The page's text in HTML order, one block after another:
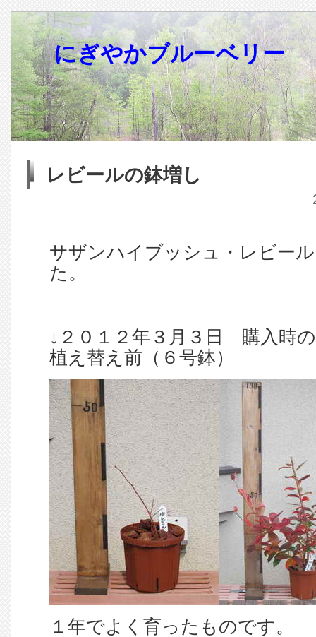
にぎやかブルーベリー
レビールの鉢増し
サザンハイブッシュ・レビー
た。
↓２０１２年３月３日 購
植え替え前（６号鉢）
１年でよく育ったものです。